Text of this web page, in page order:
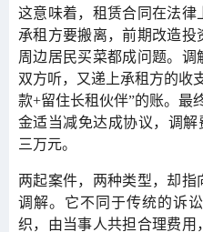
这意味着，租赁合同在法律
承租方要搬离，前期改造投
周边居民买菜都成问题。
双方听，又递上承租方的收
款+留住长租伙伴”的账。最
金适当减免达成协议，调
三万元。
两起案件，两种类型，却
调解。它不同于传统的诉
织，由当事人共担合理费用